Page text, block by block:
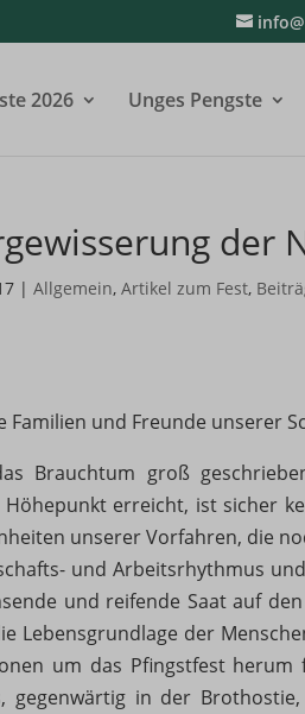
2026 Unges Pengste
der
|Allgemein,Artikel zum Fest,
Familien und Freunde unserer
Brauchtum groß
erreicht, ist sicher
unserer Vorfahren, die
und Arbeitsrhythmus
und reifende Saat auf
Lebensgrundlage der
um das Pfingstfest
gegenwärtig in der